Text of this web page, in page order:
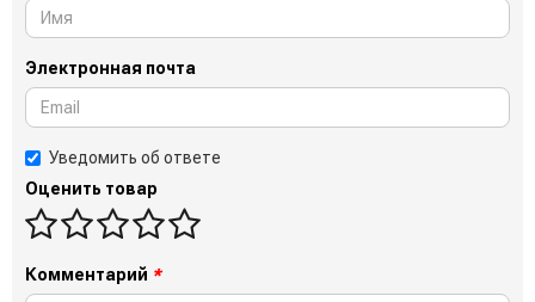
Электронная почта
Уведомить об ответе
Оценить товар
Комментарий *